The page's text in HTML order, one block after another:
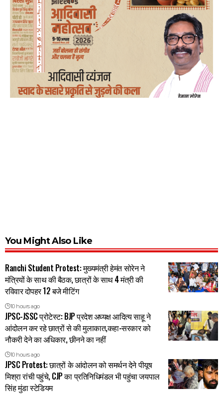
You Might Also Like
Ranchi Student Protest: मुख्यमंत्री हेमंत सोरेन ने
मंत्रियों के साथ की बैठक, छात्रों के साथ 4 मंत्री की
रविवार दोपहर 12 बजे मीटिंग
10 hours ago
JPSC-JSSC प्रोटेस्ट: BJP प्रदेश अघ्यक्ष आदित्य साहू ने
आंदोलन कर रहे छात्रों से की मुलाकात,कहा-सरकार को
नौकरी देने का अधिकार, छीनने का नहीं
10 hours ago
JPSC Protest: छात्रों के आंदोलन को समर्थन देने पीयूष
मिश्रा रांची पहुंचे, CJP का प्रतिनिधिमंडल भी पहुंचा जयपाल
सिंह मुंडा स्टेडियम